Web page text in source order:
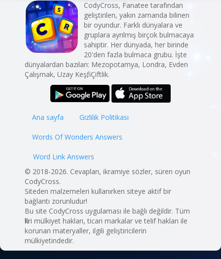
CodyCross, Fanatee tarafından
geliştirilen, yakın zamanda bilinen
bir oyundur. Farklı dünyalara ve
gruplara ayrılmış birçok bulmacaya
sahiptir. Her dünyada, her birinde
20'den fazla bulmaca grubu. İşte
dünyalardan bazıları: Mezopotamya, Londra, Evden
Çalışmak, Uzay Keşfi, Çiftlik.
Ana sayfa Gizlilik Politikası
Words Of Wonders Answers
Word Link Answers
© 2018-2026. Cevapları, ikramiye sözler, süren oyun
CodyCross.
Siteden malzemeleri kullanırken siteye aktif bir
bağlantı zorunludur!
Bu site CodyCross uygulaması ile bağlı değildir. Tüm
fikri mülkiyet hakları, ticari markalar ve telif hakları ile
korunan materyaller, ilgili geliştiricilerin
mülkiyetindedir.